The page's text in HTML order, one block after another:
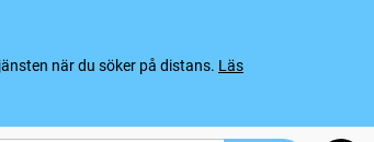
när du söker på distans. Läs